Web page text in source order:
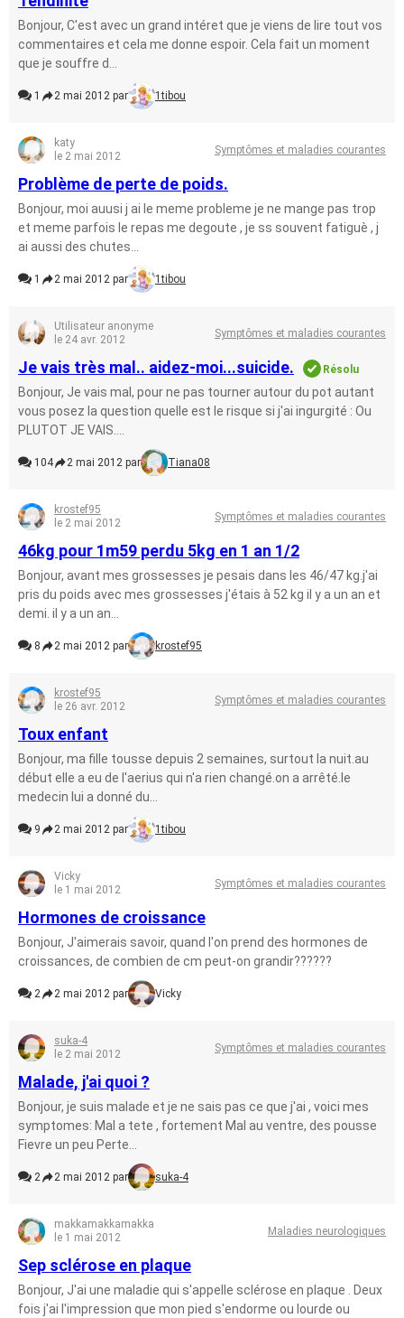
Bonjour, C'est avec un grand intéret que je viens de lire tout vos
commentaires et cela me donne espoir. Cela fait un moment
que je souffre d...
1 2 mai 2012 par 1tibou
katy
le 2 mai 2012
Symptômes et maladies courantes
Problème de perte de poids.
Bonjour, moi auusi j ai le meme probleme je ne mange pas trop
et meme parfois le repas me degoute , je ss souvent fatiguè , j
ai aussi des chutes...
1 2 mai 2012 par 1tibou
Utilisateur anonyme
le 24 avr. 2012
Symptômes et maladies courantes
Je vais très mal.. aidez-moi...suicide. Résolu
Bonjour, Je vais mal, pour ne pas tourner autour du pot autant
vous posez la question quelle est le risque si j'ai ingurgité : Ou
PLUTOT JE VAIS....
104 2 mai 2012 par Tiana08
krostef95
le 2 mai 2012
Symptômes et maladies courantes
46kg pour 1m59 perdu 5kg en 1 an 1/2
Bonjour, avant mes grossesses je pesais dans les 46/47 kg.j'ai
pris du poids avec mes grossesses j'étais à 52 kg il y a un an et
demi. il y a un an...
8 2 mai 2012 par krostef95
krostef95
le 26 avr. 2012
Symptômes et maladies courantes
Toux enfant
Bonjour, ma fille tousse depuis 2 semaines, surtout la nuit.au
début elle a eu de l'aerius qui n'a rien changé.on a arrêté.le
medecin lui a donné du...
9 2 mai 2012 par 1tibou
Vicky
le 1 mai 2012
Symptômes et maladies courantes
Hormones de croissance
Bonjour, J'aimerais savoir, quand l'on prend des hormones de
croissances, de combien de cm peut-on grandir??????
2 2 mai 2012 par Vicky
suka-4
le 2 mai 2012
Symptômes et maladies courantes
Malade, j'ai quoi ?
Bonjour, je suis malade et je ne sais pas ce que j'ai , voici mes
symptomes: Mal a tete , fortement Mal au ventre, des pousse
Fievre un peu Perte...
2 2 mai 2012 par suka-4
makkamakkamakka
le 1 mai 2012
Maladies neurologiques
Sep sclérose en plaque
Bonjour, J'ai une maladie qui s'appelle sclérose en plaque . Deux
fois j'ai l'impression que mon pied s'endorme ou lourde ou